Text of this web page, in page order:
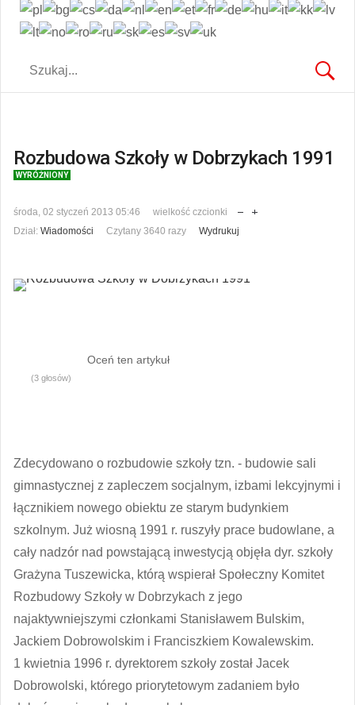
Rozbudowa Szkoły w Dobrzykach 1991
WYRÓŻNIONY
środa, 02 styczeń 2013 05:46
wielkość czcionki
Dział: Wiadomości Czytany 3640 razy Wydrukuj
Oceń ten artykuł
(3 głosów)
Zdecydowano o rozbudowie szkoły tzn. - budowie sali
gimnastycznej z zapleczem socjalnym, izbami lekcyjnymi i
łącznikiem nowego obiektu ze starym budynkiem
szkolnym. Już wiosną 1991 r. ruszyły prace budowlane, a
cały nadzór nad powstającą inwestycją objęła dyr. szkoły
Grażyna Tuszewicka, którą wspierał Społeczny Komitet
Rozbudowy Szkoły w Dobrzykach z jego
najaktywniejszymi członkami Stanisławem Bulskim,
Jackiem Dobrowolskim i Franciszkiem Kowalewskim.
1 kwietnia 1996 r. dyrektorem szkoły został Jacek
Dobrowolski, którego priorytetowym zadaniem było